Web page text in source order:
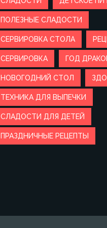
ПОЛЕЗНЫЕ СЛАДОСТИ
СЕРВИРОВКА СТОЛА
СЕРВИРОВКА ГОД
НОВОГОДНИЙ СТОЛ
ТЕХНИКА ДЛЯ ВЫПЕЧКИ
СЛАДОСТИ ДЛЯ ДЕТЕЙ
ПРАЗДНИЧНЫЕ РЕЦЕПТЫ